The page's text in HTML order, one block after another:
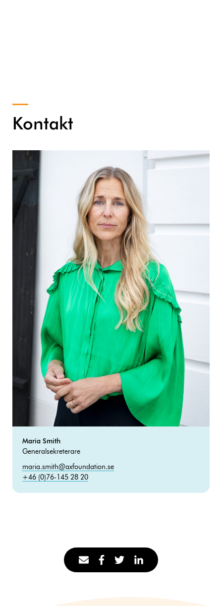
Kontakt
Maria Smith
Generalsekreterare
maria.smith@axfoundation.se
+46 (0)76-145 28 20